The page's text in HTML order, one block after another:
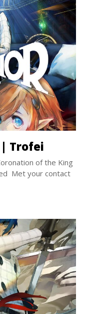
| Trofei
of the King
Met your contact